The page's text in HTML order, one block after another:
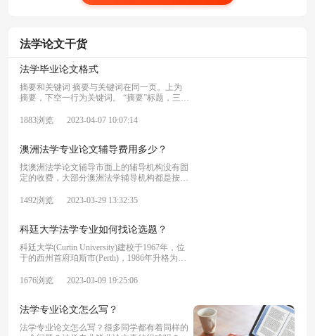
法学论文干货
法学毕业论文格式
摘要和关键词 摘要与关键词在同一页。上为
摘要，下空一行为关键词。 “摘要”标题，三号
版。字数在200左右。 “关键词”标题，黑体，4
1883浏览 2023-04-07 10:07:14
澳洲法学专业论文辅导费用多少？
找澳洲法学论文辅导市面上的辅导机构没有固
定的收费，大部分澳洲法学辅导机构都是按照
咨询一下。
1492浏览 2023-03-29 13:32:35
科廷大学法学专业如何找论选题？
科廷大学(Curtin University)建校于1967年，位
于的西州首府珀斯市(Perth)，1986年升格为大
正式命名为科廷大学。 科技大学联盟(ATN)成
看看吧。
1676浏览 2023-03-09 19:25:06
法学专业论文怎么写？
法学专业论文怎么写？很多同学都有着同样的